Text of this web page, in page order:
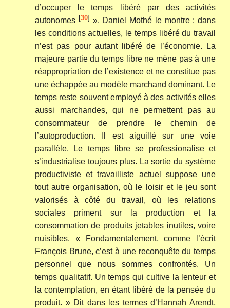
d’occuper le temps libéré par des activités
autonomes [30] ». Daniel Mothé le montre : dans
les conditions actuelles, le temps libéré du travail
n’est pas pour autant libéré de l’économie. La
majeure partie du temps libre ne mène pas à une
réappropriation de l’existence et ne constitue pas
une échappée au modèle marchand dominant. Le
temps reste souvent employé à des activités elles
aussi marchandes, qui ne permettent pas au
consommateur de prendre le chemin de
l’autoproduction. Il est aiguillé sur une voie
parallèle. Le temps libre se professionalise et
s’industrialise toujours plus. La sortie du système
productiviste et travailliste actuel suppose une
tout autre organisation, où le loisir et le jeu sont
valorisés à côté du travail, où les relations
sociales priment sur la production et la
consommation de produits jetables inutiles, voire
nuisibles. « Fondamentalement, comme l’écrit
François Brune, c’est à une reconquête du temps
personnel que nous sommes confrontés. Un
temps qualitatif. Un temps qui cultive la lenteur et
la contemplation, en étant libéré de la pensée du
produit. » Dit dans les termes d’Hannah Arendt,